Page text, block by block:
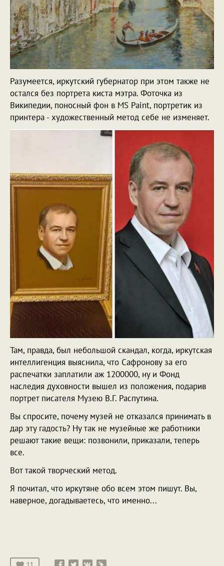
Разумеется, иркутский губернатор при этом также не
остался без портрета киста мэтра. Фоточка из
Википедии, поносный фон в MS Paint, портретик из
принтера - художественный метод себе не изменяет.
Там, правда, был небольшой скандал, когда, иркутская
интеллигенция выяснила, что Сафронову за его
распечатки заплатили аж 1200000, ну и Фонд
наследия духовности вышел из положения, подарив
портрет писателя Музею В.Г. Распутина.
Вы спросите, почему музей не отказался принимать в
дар эту гадость? Ну так не музейные же работники
решают такие вещи: позвонили, приказали, теперь
все.
Вот такой творческий метод.
Я почитал, что иркутяне обо всем этом пишут. Вы,
наверное, догадываетесь, что именно...
11